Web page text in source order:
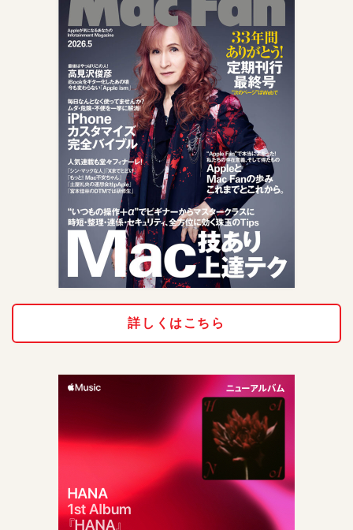
詳しくはこちら